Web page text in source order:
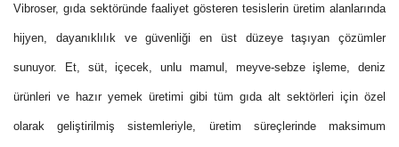
Vibroser, gıda sektöründe faaliyet gösteren tesislerin üretim alanlarında
hijyen, dayanıklılık ve güvenliği en üst düzeye taşıyan çözümler
sunuyor. Et, süt, içecek, unlu mamul, meyve-sebze işleme, deniz
ürünleri ve hazır yemek üretimi gibi tüm gıda alt sektörleri için özel
olarak geliştirilmiş sistemleriyle, üretim süreçlerinde maksimum